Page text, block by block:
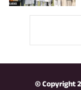
© Copyright